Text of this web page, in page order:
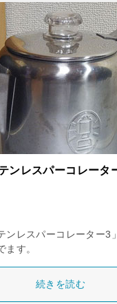
ンレスパーコレータ
ンレスパーコレーター3
ます。
続きを読む